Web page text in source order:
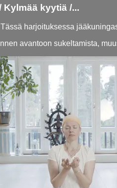
Kylmää kyytiä /...
harjoituksessa
avantoon sukeltamista,